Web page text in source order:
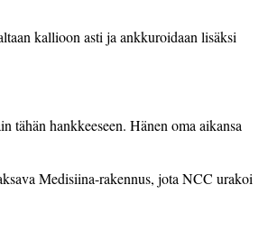
kallioon asti ja ankkuroidaan lisäksi
tähän hankkeeseen. Hänen oma aikansa
Medisiina-rakennus, jota NCC urakoi